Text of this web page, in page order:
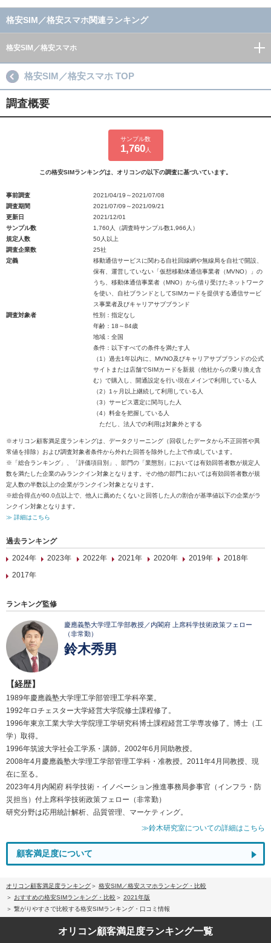
格安SIM／格安スマホ関連ランキング
格安SIM／格安スマホ
格安SIM／格安スマホ TOP
調査概要
サンプル数
1,760人
この格安SIMランキングは、オリコンの以下の調査に基づいています。
事前調査
2021/04/19～2021/07/08
調査期間
2021/07/09～2021/09/21
更新日
2021/12/01
サンプル数
1,760人（調査時サンプル数1,966人）
規定人数
50人以上
調査企業数
25社
定義
移動通信サービスに関わる自社回線網や無線局を自社で開設、
保有、運営していない「仮想移動体通信事業者（MVNO）」の
うち、移動体通信事業者（MNO）から借り受けたネットワーク
を使い、自社ブランドとしてSIMカードを提供する通信サービ
ス事業者及びキャリアサブブランド
調査対象者
性別：指定なし
年齢：18～84歳
地域：全国
条件：以下すべての条件を満たす人
（1）過去1年以内に、MVNO及びキャリアサブブランドの公式
サイトまたは店舗でSIMカードを新規（他社からの乗り換え含
む）で購入し、開通設定を行い現在メインで利用している人
（2）1ヶ月以上継続して利用している人
（3）サービス選定に関与した人
（4）料金を把握している人
ただし、法人での利用は対象外とする
※オリコン顧客満足度ランキングは、データクリーニング（回収したデータから不正回答や異
常値を排除）および調査対象者条件から外れた回答を除外した上で作成しています。
※「総合ランキング」、「評価項目別」、部門の「業態別」においては有効回答者数が規定人
数を満たした企業のみランクイン対象となります。その他の部門においては有効回答者数が規
定人数の半数以上の企業がランクイン対象となります。
※総合得点が60.0点以上で、他人に薦めたくないと回答した人の割合が基準値以下の企業がラ
ンクイン対象となります。
≫ 詳細はこちら
過去ランキング
2024年
2023年 2022年 2021年 2020年 2019年
2018年
2017年
ランキング監修
慶應義塾大学理工学部教授／内閣府 上席科学技術政策フェロー
（非常勤）
鈴木秀男
【経歴】
1989年慶應義塾大学理工学部管理工学科卒業。
1992年ロチェスター大学経営大学院修士課程修了。
1996年東京工業大学大学院理工学研究科博士課程経営工学専攻修了。博士（工
学）取得。
1996年筑波大学社会工学系・講師。2002年6月同助教授。
2008年4月慶應義塾大学理工学部管理工学科・准教授。2011年4月同教授、現
在に至る。
2023年4月内閣府 科学技術・イノベーション推進事務局参事官（インフラ・防
災担当）付上席科学技術政策フェロー（非常勤）
研究分野は応用統計解析、品質管理、マーケティング。
≫鈴木研究室についての詳細はこちら
顧客満足度について
オリコン顧客満足度ランキング
格安SIM／格安スマホランキング・比較
おすすめの格安SIMランキング・比較
2021年版
繋がりやすさで比較する格安SIMランキング・口コミ情報
オリコン顧客満足度ランキング一覧